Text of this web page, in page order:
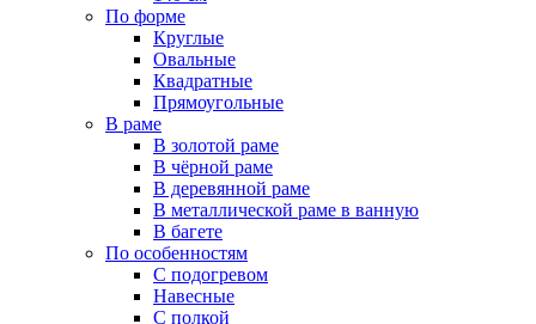
По форме
Круглые
Овальные
Квадратные
Прямоугольные
В раме
В золотой раме
В чёрной раме
В деревянной раме
В металлической раме в ванную
В багете
По особенностям
С подогревом
Навесные
С полкой